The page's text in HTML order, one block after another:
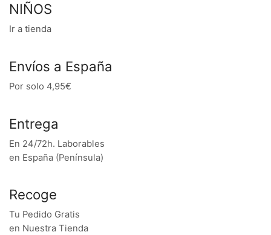
NIÑOS
Ir a tienda
Envíos a España
Por solo 4,95€
Entrega
En 24/72h. Laborables
en España (Península)
Recoge
Tu Pedido Gratis
en Nuestra Tienda